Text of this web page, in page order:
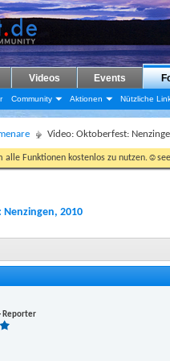
Videos Events
Community Aktionen Nützliche
Video: Oktoberfest:
alle Funktionen kostenlos zu
2010
Reporter